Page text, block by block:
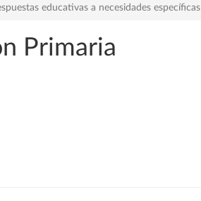
educativas a necesidades específicas
Primaria